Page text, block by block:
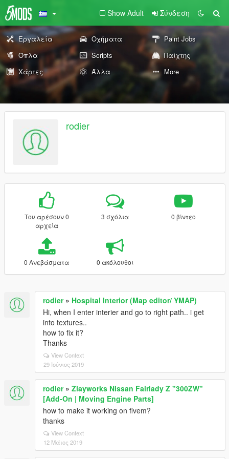
Show Adult Σύνδεση
Εργαλεία Οχήματα
Paint Jobs
Όπλα
Scripts
Παίχτης
Χάρτες
Άλλα More
rodier
Του αρέσουν 0
αρχεία
3 σχόλια 0 βίντεο
0 Ανεβάσματα 0 ακόλουθοι
rodier» Hospital Interior (Map editor/ YMAP)
Hi, when I enter interier and go to right path.. i get
into textures..
how to fix it?
Thanks
View Context
29 Ιούνιος 2019
rodier» Zlayworks Nissan Fairlady Z "300ZW"
[Add-On | Moving Engine Parts]
how to make it working on fivem?
thanks
View Context
12 Μάιος 2019